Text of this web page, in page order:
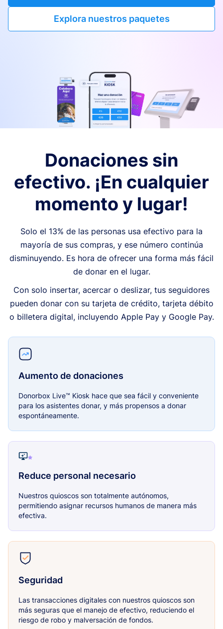
Explora nuestros paquetes
Donaciones sin
efectivo. ¡En cualquier
momento y lugar!
Solo el 13% de las personas usa efectivo para la
mayoría de sus compras, y ese número continúa
disminuyendo. Es hora de ofrecer una forma más fácil
de donar en el lugar.
Con solo insertar, acercar o deslizar, tus seguidores
pueden donar con su tarjeta de crédito, tarjeta débito
o billetera digital, incluyendo Apple Pay y Google Pay.
Aumento de donaciones
Donorbox Live™ Kiosk hace que sea fácil y conveniente
para los asistentes donar, y más propensos a donar
espontáneamente.
Reduce personal necesario
Nuestros quioscos son totalmente autónomos,
permitiendo asignar recursos humanos de manera más
efectiva.
Seguridad
Las transacciones digitales con nuestros quioscos son
más seguras que el manejo de efectivo, reduciendo el
riesgo de robo y malversación de fondos.